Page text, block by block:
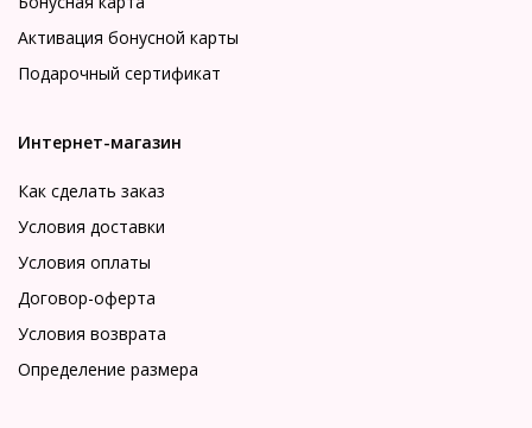
Активация бонусной карты
Подарочный сертификат
Интернет-магазин
Как сделать заказ
Условия доставки
Условия оплаты
Договор-оферта
Условия возврата
Определение размера